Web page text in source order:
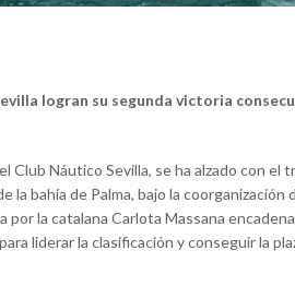
logran su segunda victoria
Club Náutico Sevilla, se ha alzado con
bahía de Palma, bajo la coorganización
por la catalana Carlota Massana
liderar la clasificación y conseguir la